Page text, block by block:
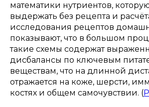
математики нутриентов,
выдержать без рецепта и
исследования рецептов
показывают, что в большом
такие схемы содержат
дисбалансы по ключевым
веществам, что на длинной
отражается на коже, шерсти,
костях и общем самочувствии. (